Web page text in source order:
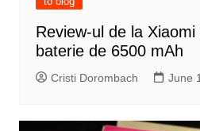
Review-ul de la Xiaomi
baterie de 6500 mAh
Cristi Dorombach June